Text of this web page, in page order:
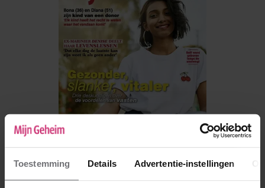
Toestemming Details Advertentie-instellingen
De nieuwe Mijn Geheim ligt nu in de winkel